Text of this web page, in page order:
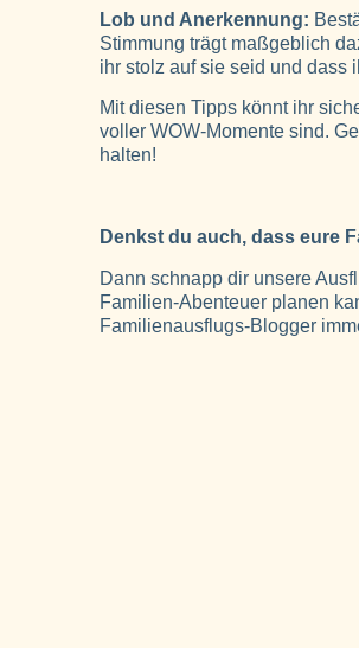
Lob und Anerkennung:
Stimmung trägt maßgeblich
ihr stolz auf sie seid und dass
Mit diesen Tipps könnt ihr
voller WOW-Momente sind.
halten!
Denkst du auch, dass eure
Dann schnapp dir unsere
Familien-Abenteuer planen
Familienausflugs-Blogger